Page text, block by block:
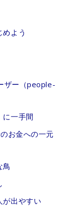
よう
ザー（people-
に一手間
お金への一元
鳥
が出やすい